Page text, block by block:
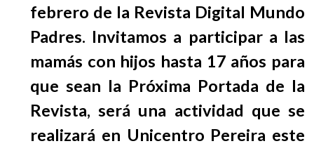
EGRESADOS
febrero de la Revista Digital Mundo
Padres. Invitamos a participar a las
mamás con hijos hasta 17 años para
que sean la Próxima Portada de la
Revista, será una actividad que se
realizará en Unicentro Pereira este